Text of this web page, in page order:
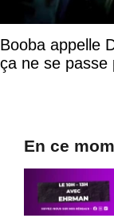
Booba appelle
ça ne se passe
En ce